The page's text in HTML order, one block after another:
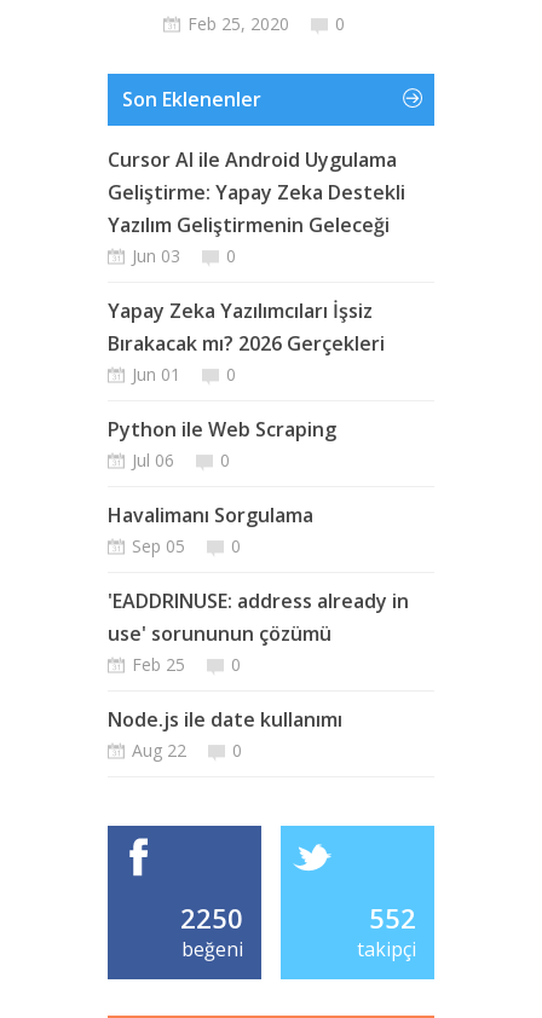
Feb 25, 2020 0
Son Eklenenler
Cursor AI ile Android Uygulama
Geliştirme: Yapay Zeka Destekli
Yazılım Geliştirmenin Geleceği
Jun 03 0
Yapay Zeka Yazılımcıları İşsiz
Bırakacak mı? 2026 Gerçekleri
Jun 01 0
Python ile Web Scraping
Jul 06 0
Havalimanı Sorgulama
Sep 05 0
'EADDRINUSE: address already in
use' sorununun çözümü
Feb 25 0
Node.js ile date kullanımı
Aug 22 0
2250
beğeni
552
takipçi